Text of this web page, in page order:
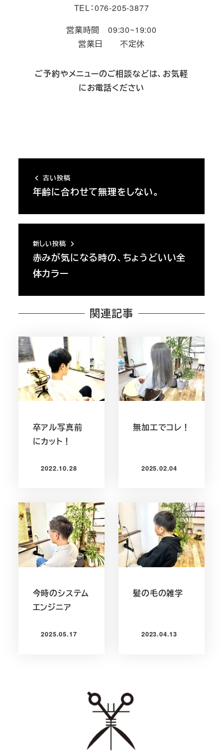
TEL：076-205-3877
営業時間 09:30~19:00
営業日 不定休
ご予約やメニューのご相談などは、お気軽
にお電話ください
古い投稿
年齢に合わせて無理をしない。
新しい投稿
赤みが気になる時の、ちょうどいい全
体カラー
関連記事
卒アル写真前
にカット！
投稿日
2022.10.28
無加工でコレ！
投稿日
2025.02.04
今時のシステム
エンジニア
投稿日
2025.05.17
髪の毛の雑学
投稿日
2023.04.13